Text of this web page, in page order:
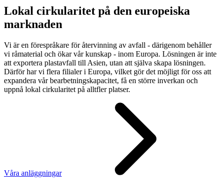
Lokal cirkularitet på den europeiska
marknaden
Vi är en förespråkare för återvinning av avfall - därigenom behåller
vi råmaterial och ökar vår kunskap - inom Europa. Lösningen är inte
att exportera plastavfall till Asien, utan att själva skapa lösningen.
Därför har vi flera filialer i Europa, vilket gör det möjligt för oss att
expandera vår bearbetningskapacitet, få en större inverkan och
uppnå lokal cirkularitet på alltfler platser.
Våra anläggningar